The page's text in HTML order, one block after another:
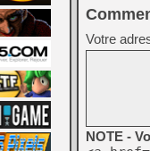
Votre
NOTE -